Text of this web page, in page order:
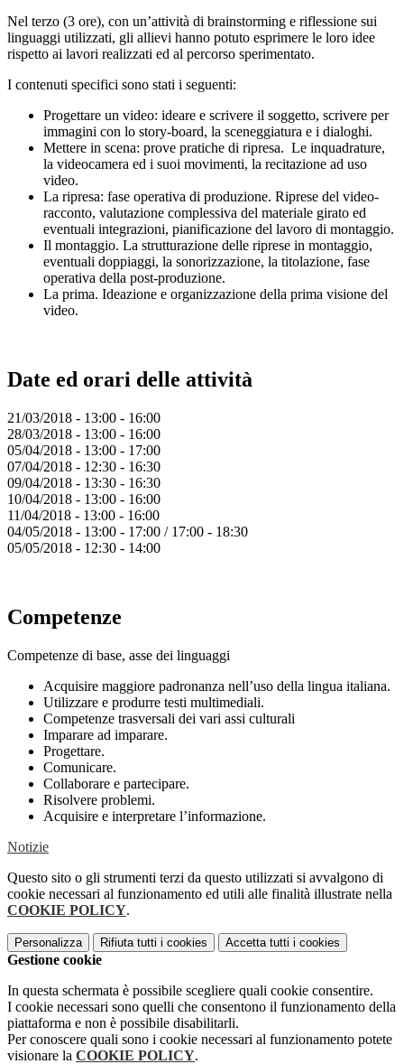
Nel terzo (3 ore), con un’attività di brainstorming e riflessione sui
linguaggi utilizzati, gli allievi hanno potuto esprimere le loro idee
rispetto ai lavori realizzati ed al percorso sperimentato.
I contenuti specifici sono stati i seguenti:
Progettare un video: ideare e scrivere il soggetto, scrivere per
immagini con lo story-board, la sceneggiatura e i dialoghi.
Mettere in scena: prove pratiche di ripresa. Le inquadrature,
la videocamera ed i suoi movimenti, la recitazione ad uso
video.
La ripresa: fase operativa di produzione. Riprese del video-
racconto, valutazione complessiva del materiale girato ed
eventuali integrazioni, pianificazione del lavoro di montaggio.
Il montaggio. La strutturazione delle riprese in montaggio,
eventuali doppiaggi, la sonorizzazione, la titolazione, fase
operativa della post-produzione.
La prima. Ideazione e organizzazione della prima visione del
video.
Date ed orari delle attività
21/03/2018 - 13:00 - 16:00
28/03/2018 - 13:00 - 16:00
05/04/2018 - 13:00 - 17:00
07/04/2018 - 12:30 - 16:30
09/04/2018 - 13:30 - 16:30
10/04/2018 - 13:00 - 16:00
11/04/2018 - 13:00 - 16:00
04/05/2018 - 13:00 - 17:00 / 17:00 - 18:30
05/05/2018 - 12:30 - 14:00
Competenze
Competenze di base, asse dei linguaggi
Acquisire maggiore padronanza nell’uso della lingua italiana.
Utilizzare e produrre testi multimediali.
Competenze trasversali dei vari assi culturali
Imparare ad imparare.
Progettare.
Comunicare.
Collaborare e partecipare.
Risolvere problemi.
Acquisire e interpretare l’informazione.
Notizie
Questo sito o gli strumenti terzi da questo utilizzati si avvalgono di
cookie necessari al funzionamento ed utili alle finalità illustrate nella
COOKIE POLICY.
Personalizza Rifiuta tutti i cookies Accetta tutti i cookies
Gestione cookie
In questa schermata è possibile scegliere quali cookie consentire.
I cookie necessari sono quelli che consentono il funzionamento della
piattaforma e non è possibile disabilitarli.
Per conoscere quali sono i cookie necessari al funzionamento potete
visionare la COOKIE POLICY.